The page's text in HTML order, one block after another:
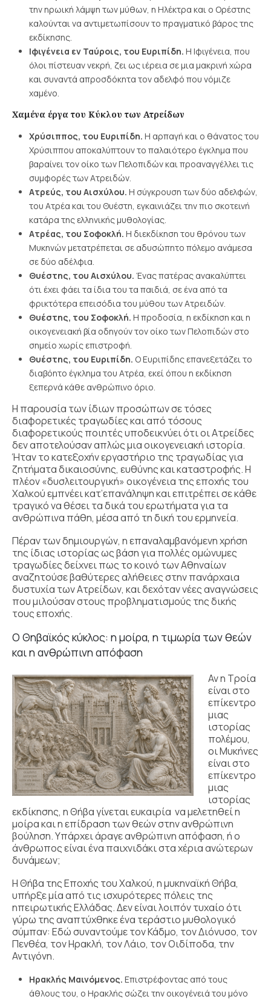
την ηρωική λάμψη των μύθων, η Ηλέκτρα και ο Ορέστης
καλούνται να αντιμετωπίσουν το πραγματικό βάρος της
εκδίκησης.
Ιφιγένεια εν Ταύροις, του Ευριπίδη. Η Ιφιγένεια, που
όλοι πίστευαν νεκρή, ζει ως ιέρεια σε μια μακρινή χώρα
και συναντά απροσδόκητα τον αδελφό που νόμιζε
χαμένο.
Χαμένα έργα του Κύκλου των Ατρείδων
Χρύσιππος, του Ευριπίδη. Η αρπαγή και ο θάνατος του
Χρύσιππου αποκαλύπτουν το παλαιότερο έγκλημα που
βαραίνει τον οίκο των Πελοπιδών και προαναγγέλλει τις
συμφορές των Ατρειδών.
Ατρεύς, του Αισχύλου. Η σύγκρουση των δύο αδελφών,
του Ατρέα και του Θυέστη, εγκαινιάζει την πιο σκοτεινή
κατάρα της ελληνικής μυθολογίας.
Ατρέας, του Σοφοκλή. Η διεκδίκηση του θρόνου των
Μυκηνών μετατρέπεται σε αδυσώπητο πόλεμο ανάμεσα
σε δύο αδέλφια.
Θυέστης, του Αισχύλου. Ένας πατέρας ανακαλύπτει
ότι έχει φάει τα ίδια του τα παιδιά, σε ένα από τα
φρικτότερα επεισόδια του μύθου των Ατρειδών.
Θυέστης, του Σοφοκλή. Η προδοσία, η εκδίκηση και η
οικογενειακή βία οδηγούν τον οίκο των Πελοπιδών στο
σημείο χωρίς επιστροφή.
Θυέστης, του Ευριπίδη. Ο Ευριπίδης επανεξετάζει το
διαβόητο έγκλημα του Ατρέα, εκεί όπου η εκδίκηση
ξεπερνά κάθε ανθρώπινο όριο.
Η παρουσία των ίδιων προσώπων σε τόσες
διαφορετικές τραγωδίες και από τόσους
διαφορετικούς ποιητές υποδεικνύει ότι οι Ατρείδες
δεν αποτελούσαν απλώς μια οικογενειακή ιστορία.
Ήταν το κατεξοχήν εργαστήριο της τραγωδίας για
ζητήματα δικαιοσύνης, ευθύνης και καταστροφής. Η
πλέον «δυσλειτουργική» οικογένεια της εποχής του
Χαλκού εμπνέει κατ’επανάληψη και επιτρέπει σε κάθε
τραγικό να θέσει τα δικά του ερωτήματα για τα
ανθρώπινα πάθη, μέσα από τη δική του ερμηνεία.
Πέραν των δημιουργών, η επαναλαμβανόμενη χρήση
της ίδιας ιστορίας ως βάση για πολλές ομώνυμες
τραγωδίες δείχνει πως το κοινό των Αθηναίων
αναζητούσε βαθύτερες αλήθειες στην πανάρχαια
δυστυχία των Ατρείδων, και δεχόταν νέες αναγνώσεις
που μιλούσαν στους προβληματισμούς της δικής
τους εποχής.
Ο Θηβαϊκός κύκλος: η μοίρα, η τιμωρία των θεών
και η ανθρώπινη απόφαση
Αν η Τροία
είναι στο
επίκεντρο
μιας
ιστορίας
πολέμου,
οι Μυκήνες
είναι στο
επίκεντρο
μιας
ιστορίας
εκδίκησης, η Θήβα γίνεται ευκαιρία να μελετηθεί η
μοίρα και η επίδραση των θεών στην ανθρώπινη
βούληση. Υπάρχει άραγε ανθρώπινη απόφαση, ή ο
άνθρωπος είναι ένα παιχνιδάκι στα χέρια ανώτερων
δυνάμεων;
H Θήβα της Εποχής του Χαλκού, η μυκηναϊκή Θήβα,
υπήρξε μία από τις ισχυρότερες πόλεις της
ηπειρωτικής Ελλάδας. Δεν είναι λοιπόν τυχαίο ότι
γύρω της αναπτύχθηκε ένα τεράστιο μυθολογικό
σύμπαν: Εδώ συναντούμε τον Κάδμο, τον Διόνυσο, τον
Πενθέα, τον Ηρακλή, τον Λάιο, τον Οιδίποδα, την
Αντιγόνη.
Ηρακλής Μαινόμενος. Επιστρέφοντας από τους
άθλους του, ο Ηρακλής σώζει την οικογένειά του μόνο